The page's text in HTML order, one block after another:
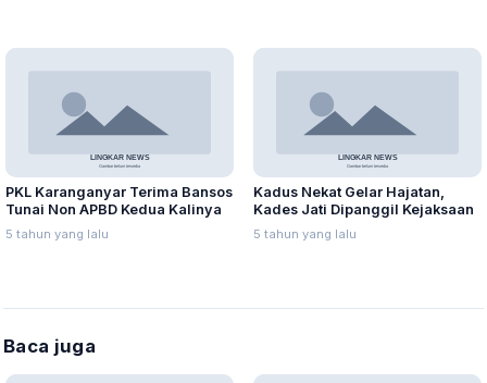
PKL Karanganyar Terima Bansos
Tunai Non APBD Kedua Kalinya
5 tahun yang lalu
Kadus Nekat Gelar Hajatan,
Kades Jati Dipanggil Kejaksaan
5 tahun yang lalu
Baca juga